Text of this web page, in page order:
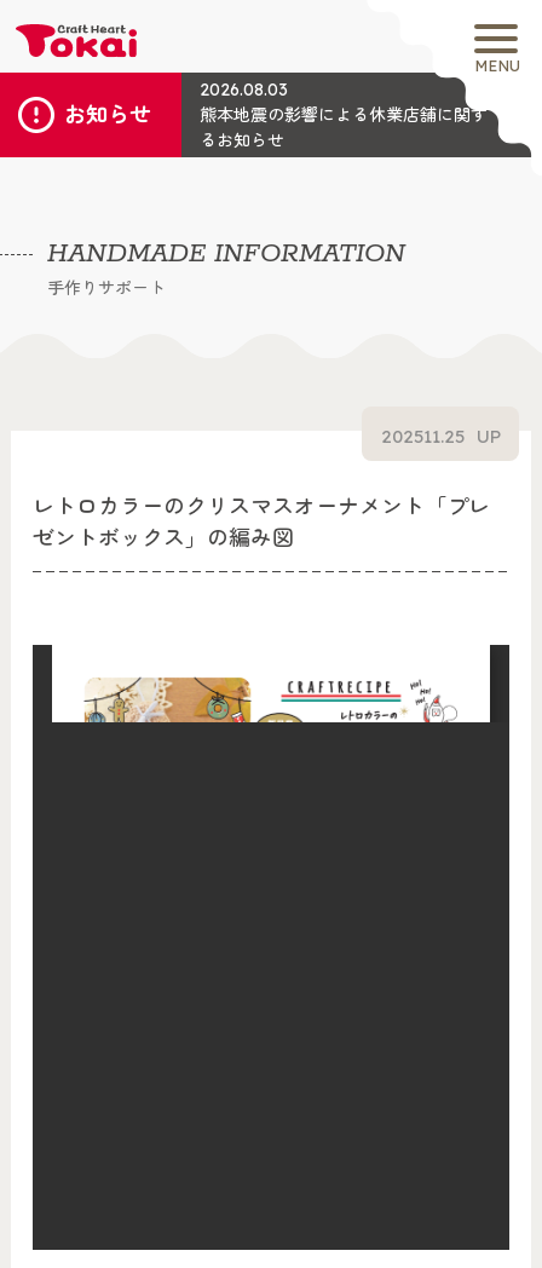
MENU
お知らせ
2026.08.03
熊本地震の影響による休業店舗に関す
るお知らせ
HANDMADE INFORMATION
手作りサポート
レトロカラーのクリスマスオーナメント「プレ
ゼントボックス」の編み図
202511.25 UP